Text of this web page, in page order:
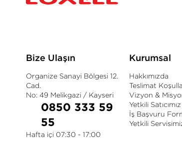
Bize Ulaşın
Organize Sanayi Bölgesi 12.
Cad.
No: 49 Melikgazi / Kayseri
0850 333 59
55
Hafta içi 07:30 - 17:00
Kurumsal
Hakkımızda
Teslimat
Vizyon &
Yetkili
İş Başvuru
Yetkili